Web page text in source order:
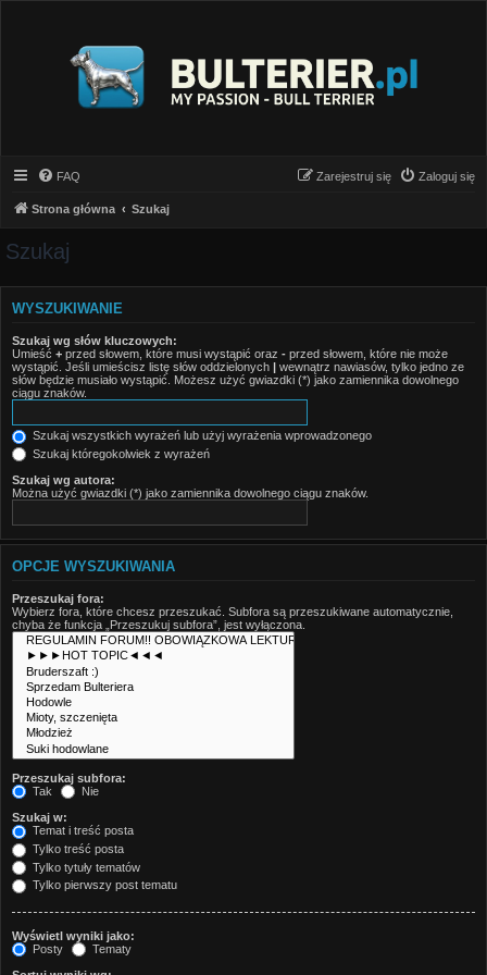
FAQ Zaloguj się
Zarejestruj się
Strona główna Szukaj
Szukaj
WYSZUKIWANIE
Szukaj wg słów kluczowych:
Umieść + przed słowem, które musi wystąpić oraz - przed słowem, które nie może
wystąpić. Jeśli umieścisz listę słów oddzielonych | wewnątrz nawiasów, tylko jedno ze
słów będzie musiało wystąpić. Możesz użyć gwiazdki (*) jako zamiennika dowolnego
ciągu znaków.
Szukaj wszystkich wyrażeń lub użyj wyrażenia wprowadzonego
Szukaj któregokolwiek z wyrażeń
Szukaj wg autora:
Można użyć gwiazdki (*) jako zamiennika dowolnego ciągu znaków.
OPCJE WYSZUKIWANIA
Przeszukaj fora:
Wybierz fora, które chcesz przeszukać. Subfora są przeszukiwane automatycznie,
chyba że funkcja „Przeszukuj subfora”, jest wyłączona.
Przeszukaj subfora:
Tak
Nie
Szukaj w:
Temat i treść posta
Tylko treść posta
Tylko tytuły tematów
Tylko pierwszy post tematu
Wyświetl wyniki jako:
Posty
Tematy